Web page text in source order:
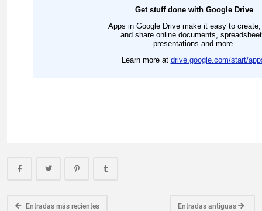
Entradas más recientes Entradas antiguas